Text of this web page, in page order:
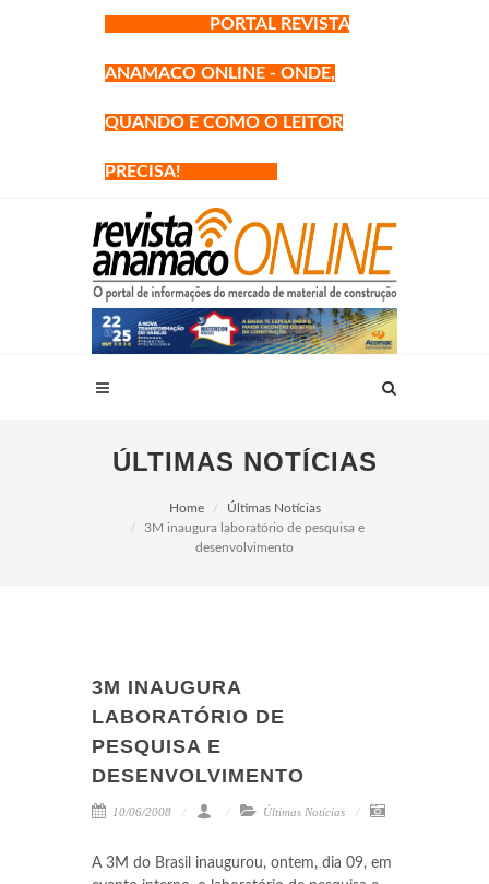
PORTAL REVISTA
ANAMACO ONLINE - ONDE,
QUANDO E COMO O LEITOR
PRECISA!
ÚLTIMAS NOTÍCIAS
Home
Últimas Notícias
3M inaugura laboratório de pesquisa e
desenvolvimento
3M INAUGURA
LABORATÓRIO DE
PESQUISA E
DESENVOLVIMENTO
10/06/2008 Últimas Notícias
A 3M do Brasil inaugurou, ontem, dia 09, em